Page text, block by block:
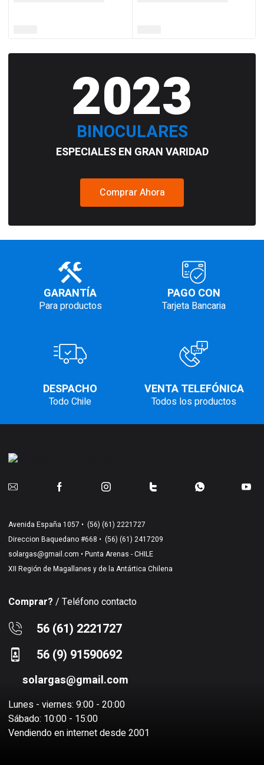
2023
BINOCULARES
ESPECIALES EN GRAN VARIDAD
Comprar Ahora
GARANTÍA
Para productos
PAGO CON
Tarjeta Bancaria
DESPACHO
Todo Chile
VENTA TELEFÓNICA
Todos los productos
Avenida España 1057 • (56) (61) 2221727
Direccion Baquedano #668 • (56) (61) 2417209
solargas@gmail.com • Punta Arenas - CHILE
XII Región de Magallanes y de la Antártica Chilena
Comprar? / Teléfono contacto
56 (61) 2221727
56 (9) 91590692
solargas@gmail.com
Lunes - viernes: 9:00 - 20:00
Sábado: 10:00 - 15:00
Vendiendo en internet desde 2001